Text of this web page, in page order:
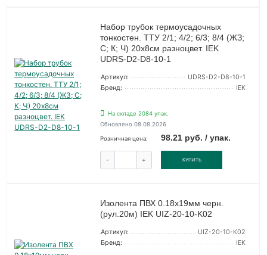
Набор трубок термоусадочных
тонкостен. ТТУ 2/1; 4/2; 6/3; 8/4 (ЖЗ;
С; К; Ч) 20х8см разноцвет. IEK
UDRS-D2-D8-10-1
Артикул:
UDRS-D2-D8-10-1
Бренд:
IEK
На складе 2084 упак.
Обновлено 08.08.2026
Розничная цена: 98.21 руб. / упак.
- + КУПИТЬ
Изолента ПВХ 0.18х19мм черн.
(рул.20м) IEK UIZ-20-10-K02
Артикул:
UIZ-20-10-K02
Бренд:
IEK